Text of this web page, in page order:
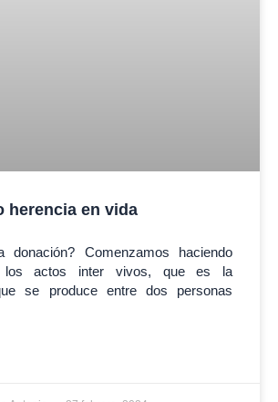
herencia en vida
donación? Comenzamos haciendo
los actos inter vivos, que es la
se produce entre dos personas